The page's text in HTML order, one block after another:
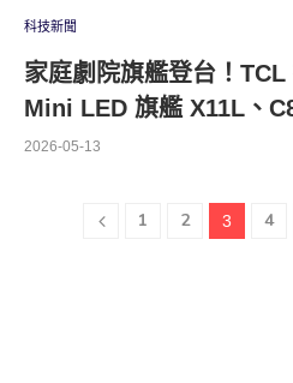
科技新聞
家庭劇院旗艦登台！
Mini LED 旗艦 X11L、
2026-05-13
1 2 3 4